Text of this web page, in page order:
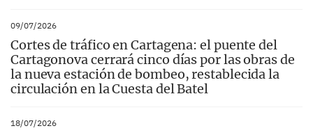
09/07/2026
Cortes de tráfico en Cartagena: el puente del
Cartagonova cerrará cinco días por las obras de
la nueva estación de bombeo, restablecida la
circulación en la Cuesta del Batel
18/07/2026